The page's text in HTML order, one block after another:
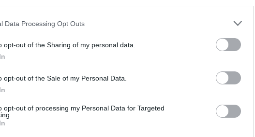
Data Processing Opt Outs
opt-out of the Sharing of my personal data.
opt-out of the Sale of my Personal Data.
opt-out of processing my Personal Data for Targeted
cabeça:
em inglês
do mar